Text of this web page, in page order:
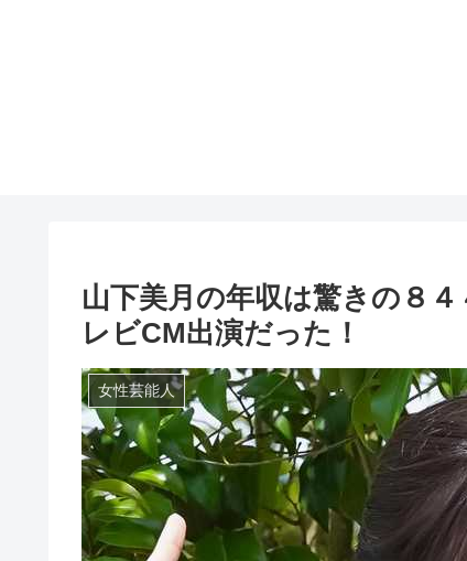
山下美月の年収は驚きの８
レビCM出演だった！
女性芸能人